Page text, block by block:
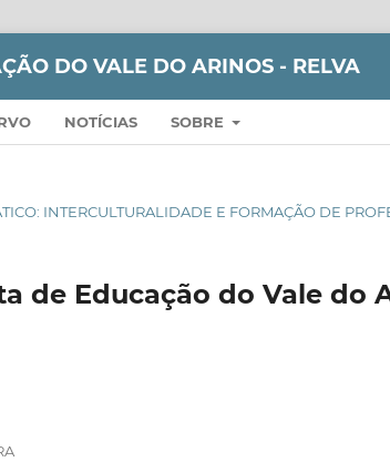
DO VALE DO ARINOS - RELVA
NOTÍCIAS SOBRE
INTERCULTURALIDADE E FORMAÇÃO DE
de Educação do Vale do